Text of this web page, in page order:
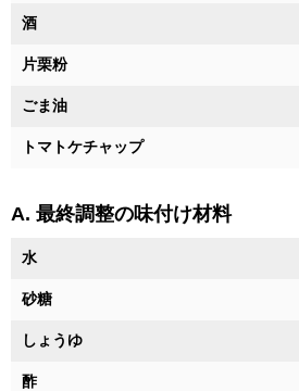
酒
片栗粉
ごま油
トマトケチャップ
A. 最終調整の味付け材料
水
砂糖
しょうゆ
酢